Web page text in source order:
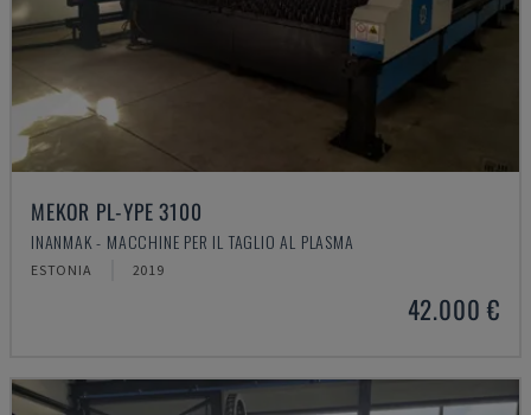
MEKOR PL-YPE 3100
INANMAK - MACCHINE PER IL TAGLIO AL PLASMA
ESTONIA 2019
42.000 €